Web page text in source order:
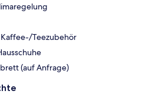
Teezubehör
(auf Anfrage)